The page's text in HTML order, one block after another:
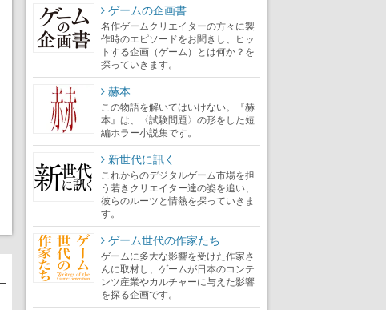
ゲームの企画書
名作ゲームクリエイターの方々に製
作時のエピソードをお聞きし、ヒッ
トする企画（ゲーム）とは何か？を
探っていきます。
赫本
この物語を解いてはいけない。『赫
本』は、〈試験問題〉の形をした短
編ホラー小説集です。
新世代に訊く
これからのデジタルゲーム市場を担
う若きクリエイター達の姿を追い、
彼らのルーツと情熱を探っていきま
す。
ゲーム世代の作家たち
ゲームに多大な影響を受けた作家さ
んに取材し、ゲームが日本のコンテ
ンツ産業やカルチャーに与えた影響
を探る企画です。